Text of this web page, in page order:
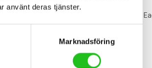
använt deras tjänster.
Marknadsföring
cykling. Med full kompatibilitet för 1×12